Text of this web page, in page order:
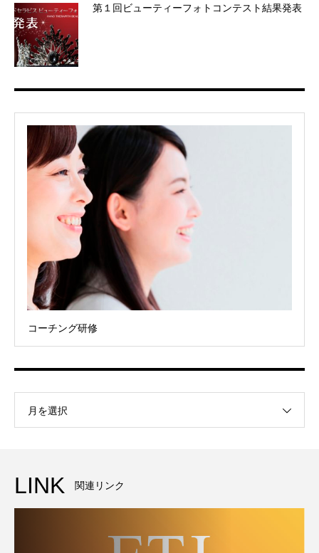
第１回ビューティーフォトコンテスト結果発表
コーチング研修
月を選択
LINK 関連リンク